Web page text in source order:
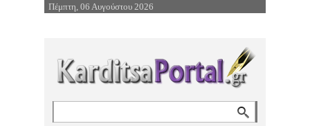
Επιστροφή στην Πλοήγηση
Πέμπτη, 06 Αυγούστου 2026